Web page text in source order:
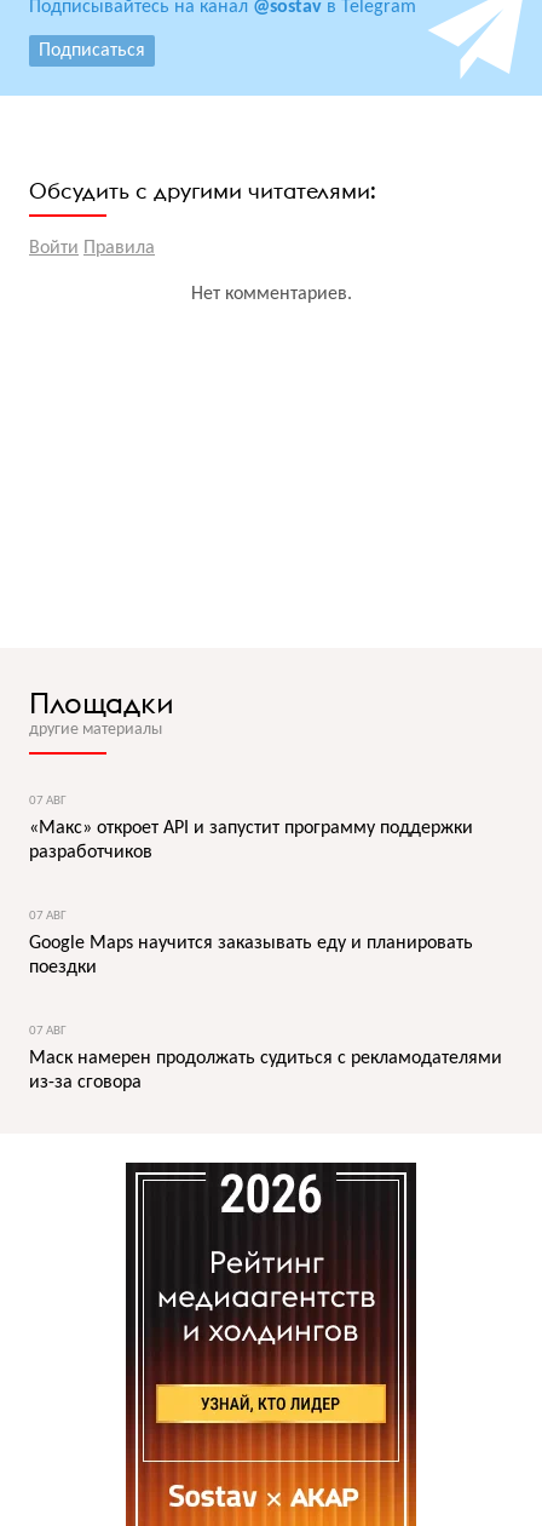
Подписывайтесь на канал @sostav в Telegram
Подписаться
Обсудить с другими читателями:
Войти Правила
Нет комментариев.
Площадки
другие материалы
07 АВГ
«Макс» откроет API и запустит программу поддержки
разработчиков
07 АВГ
Google Maps научится заказывать еду и планировать
поездки
07 АВГ
Маск намерен продолжать судиться с рекламодателями
из-за сговора